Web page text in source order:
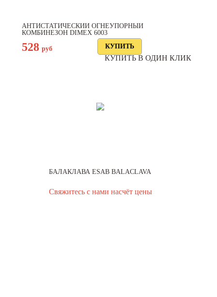
АНТИСТАТИЧЕСКИЙ ОГНЕУПОРНЫЙ
КОМБИНЕЗОН DIMEX 6003
528 руб
КУПИТЬ В ОДИН КЛИК
БАЛАКЛАВА ESAB BALACLAVA
Свяжитесь с нами насчёт цены